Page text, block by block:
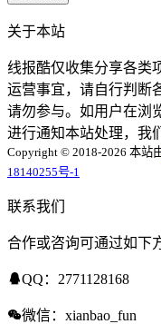
关于本站
线报酷仅收集分享各类
运营事宜，请自行判断
请勿参与。如用户在浏
进行通知本站处理，我
Copyright © 2018-2026 本站
18140255号-1
联系我们
合作或咨询可通过如下
QQ：2771128168
微信：xianbao_fun